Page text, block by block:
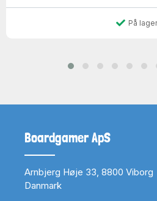
På lager
Boardgamer ApS
Arnbjerg Høje 33, 8800 Viborg
Danmark